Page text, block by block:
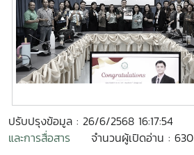
ปรับปรุงข้อมูล : 26/6/2568 16:17:54
และการสื่อสาร
จำนวนผู้เปิดอ่าน : 630